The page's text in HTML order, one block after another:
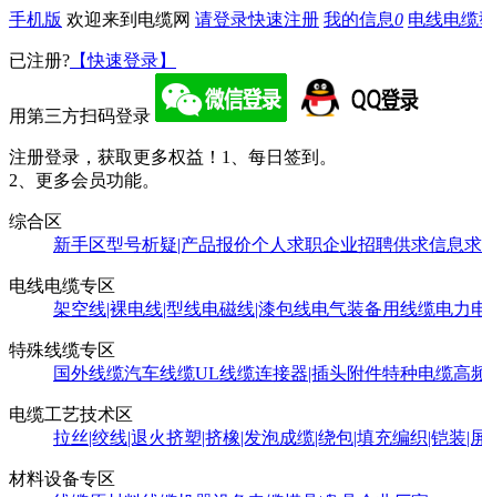
手机版 欢迎来到电缆网 请登录快速注册 我的信息0 电线电
已注册? 【快速登录】
用第三方扫码登录
注册登录，获取更多权益！ 1、每日签到。
2、更多会员功能。
综合区
新手区型号析疑|产品报价个人求职企业招聘供求信息
电线电缆专区
架空线|裸电线|型线电磁线|漆包线电气装备用线缆电力
特殊线缆专区
国外线缆汽车线缆UL线缆连接器|插头附件特种电缆高
电缆工艺技术区
拉丝|绞线|退火挤塑|挤橡|发泡成缆|绕包|填充编织|铠装|
材料设备专区